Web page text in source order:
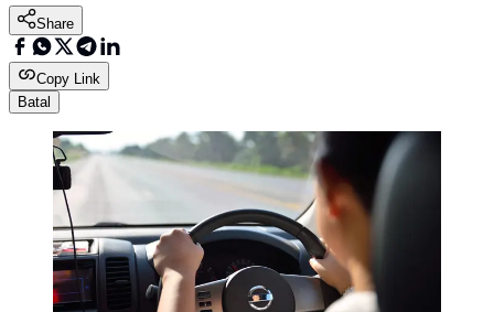
Share
Copy Link
Batal